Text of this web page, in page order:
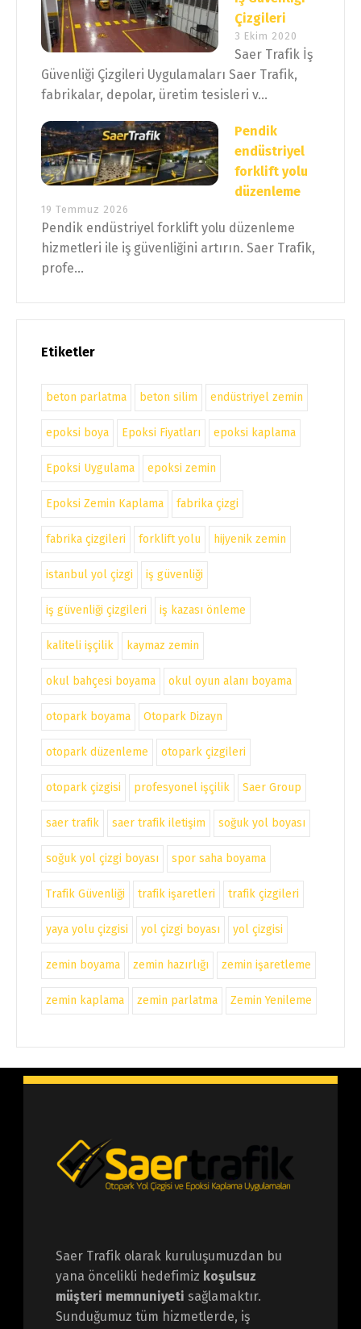
Çizgileri
3 Ekim 2020
Saer Trafik İş
Güvenliği Çizgileri Uygulamaları Saer Trafik,
fabrikalar, depolar, üretim tesisleri v...
Pendik
endüstriyel
forklift yolu
düzenleme
19 Temmuz 2026
Pendik endüstriyel forklift yolu düzenleme
hizmetleri ile iş güvenliğini artırın. Saer Trafik,
profe...
Etiketler
beton parlatma beton silim endüstriyel zemin
epoksi boya Epoksi Fiyatları epoksi kaplama
Epoksi Uygulama epoksi zemin
Epoksi Zemin Kaplama fabrika çizgi
fabrika çizgileri forklift yolu hijyenik zemin
istanbul yol çizgi iş güvenliği
iş güvenliği çizgileri iş kazası önleme
kaliteli işçilik kaymaz zemin
okul bahçesi boyama okul oyun alanı boyama
otopark boyama Otopark Dizayn
otopark düzenleme otopark çizgileri
otopark çizgisi profesyonel işçilik Saer Group
saer trafik saer trafik iletişim soğuk yol boyası
soğuk yol çizgi boyası spor saha boyama
Trafik Güvenliği trafik işaretleri trafik çizgileri
yaya yolu çizgisi yol çizgi boyası yol çizgisi
zemin boyama zemin hazırlığı zemin işaretleme
zemin kaplama zemin parlatma Zemin Yenileme
Saer Trafik olarak kuruluşumuzdan bu
yana öncelikli hedefimiz koşulsuz
müşteri memnuniyeti sağlamaktır.
Sunduğumuz tüm hizmetlerde, iş